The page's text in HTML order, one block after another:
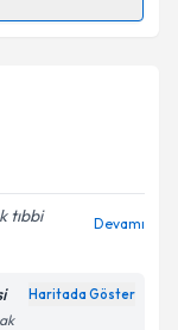
belirtilen
tıbbi
Devamı
Haritada Göster